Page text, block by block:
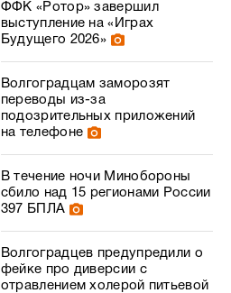
ФФК «Ротор» завершил
выступление на «Играх
Будущего 2026»
Волгоградцам заморозят
переводы из-за
подозрительных приложений
на телефоне
В течение ночи Минобороны
сбило над 15 регионами России
397 БПЛА
Волгоградцев предупредили о
фейке про диверсии с
отравлением холерой питьевой